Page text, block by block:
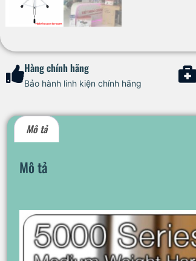
Hàng chính hãng
Bảo hành linh kiện chính hãng
Mô tả
Mô tả